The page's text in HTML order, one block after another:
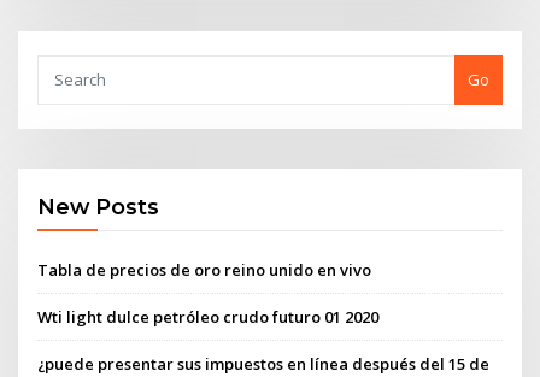
Go
New Posts
Tabla de precios de oro reino unido en vivo
Wti light dulce petróleo crudo futuro 01 2020
¿puede presentar sus impuestos en línea después del 15 de